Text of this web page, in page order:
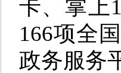
卡、掌上
166项全
政务服务